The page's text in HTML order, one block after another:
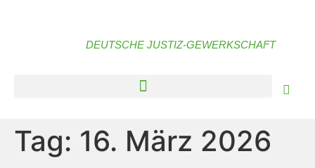
DEUTSCHE JUSTIZ-GEWERKSCHAFT
Tag: 16. März 2026